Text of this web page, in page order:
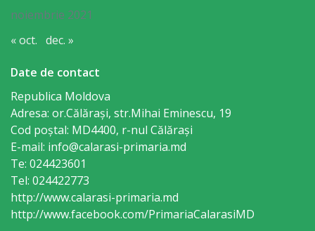
Secretarul
Consiliului
Consilieri
Comisii
de
specialitate
Regulamentul
noiembrie 2021
« oct. dec. »
Date de contact
Republica Moldova
Adresa: or.Călăraşi, str.Mihai Eminescu, 19
Cod poștal: MD4400, r-nul Călăraşi
E-mail: info@calarasi-primaria.md
Te: 024423601
Tel: 024422773
http://www.calarasi-primaria.md
http://www.facebook.com/PrimariaCalarasiMD